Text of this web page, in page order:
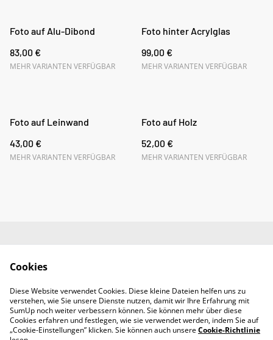
Foto auf Alu-Dibond
83,00 €
MEHR VARIANTEN VERFÜGBAR
Foto hinter Acrylglas
99,00 €
MEHR VARIANTEN VERFÜGBAR
Foto auf Leinwand
43,00 €
MEHR VARIANTEN VERFÜGBAR
Foto auf Holz
52,00 €
MEHR VARIANTEN VERFÜGBAR
Retoure
Kontakt
Cookies
Diese Website verwendet Cookies. Diese kleine Dateien helfen uns zu
verstehen, wie Sie unsere Dienste nutzen, damit wir Ihre Erfahrung mit
SumUp noch weiter verbessern können. Sie können mehr über diese
Cookies erfahren und festlegen, wie sie verwendet werden, indem Sie auf
„Cookie-Einstellungen” klicken. Sie können auch unsereCookie-Richtlinie